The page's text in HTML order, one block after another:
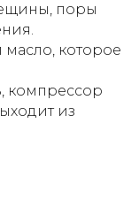
поры
масло, которое
компрессор
из